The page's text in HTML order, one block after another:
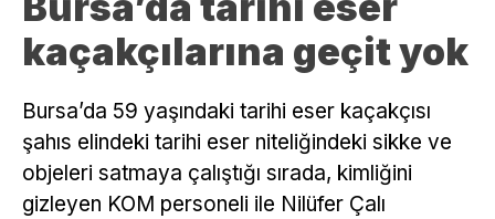
kaçakçılarına geçit yok
Bursa’da 59 yaşındaki tarihi eser kaçakçısı
şahıs elindeki tarihi eser niteliğindeki sikke ve
objeleri satmaya çalıştığı sırada, kimliğini
gizleyen KOM personeli ile Nilüfer Çalı